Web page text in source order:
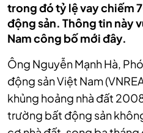
trong đó tỷ lệ vay chiếm
động sản. Thông tin này
Nam công bố mới đây.
Ông Nguyễn Mạnh Hà,
động sản Việt Nam
khủng hoảng nhà đất
trường bất động sản